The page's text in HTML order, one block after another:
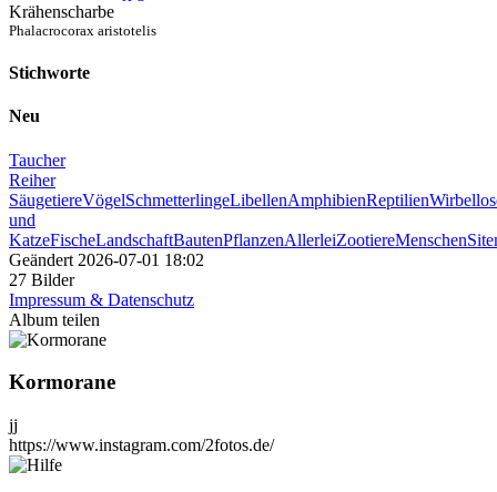
Krähenscharbe
Phalacrocorax aristotelis
Stichworte
Neu
Taucher
Reiher
SäugetiereVögelSchmetterlingeLibellenAmphibienReptilien
und
KatzeFischeLandschaftBautenPflanzenAllerleiZootiereMenschen
Geändert 2026-07-01 18:02
27 Bilder
Impressum & Datenschutz
Album teilen
Kormorane
jj
https://www.instagram.com/2fotos.de/